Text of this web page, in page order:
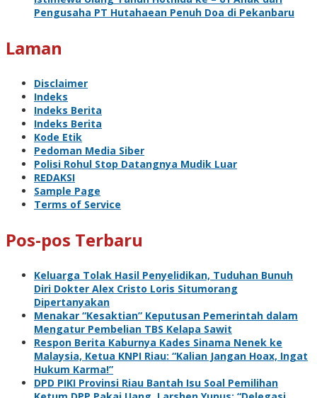
Pengusaha PT Hutahaean Penuh Doa di Pekanbaru
Laman
Disclaimer
Indeks
Indeks Berita
Indeks Berita
Kode Etik
Pedoman Media Siber
Polisi Rohul Stop Datangnya Mudik Luar
REDAKSI
Sample Page
Terms of Service
Pos-pos Terbaru
Keluarga Tolak Hasil Penyelidikan, Tuduhan Bunuh
Diri Dokter Alex Cristo Loris Situmorang
Dipertanyakan
Menakar “Kesaktian” Keputusan Pemerintah dalam
Mengatur Pembelian TBS Kelapa Sawit
Respon Berita Kaburnya Kades Sinama Nenek ke
Malaysia, Ketua KNPI Riau: “Kalian Jangan Hoax, Ingat
Hukum Karma!”
DPD PIKI Provinsi Riau Bantah Isu Soal Pemilihan